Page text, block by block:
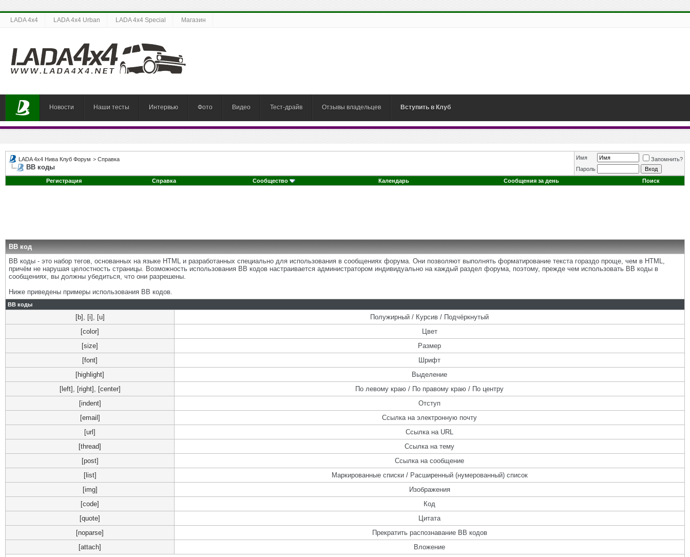
LADA 4x4 LADA 4x4 Urban LADA 4x4 Special Магазин
Новости Наши тесты Интервью Фото Видео Тест-драйв Отзывы владельцев Вступить в Клуб
LADA 4x4 Нива Клуб Форум > Справка
BB коды
Имя
Запомнить?
Пароль
Регистрация
Справка Сообщество Календарь Сообщения за день Поиск
BB код
BB коды - это набор тегов, основанных на языке HTML и разработанных специально для использования в сообщениях форума. Они позволяют выполнять форматирование текста гораздо проще, чем в HTML,
причём не нарушая целостность страницы. Возможность использования BB кодов настраивается администратором индивидуально на каждый раздел форума, поэтому, прежде чем использовать BB коды в
сообщениях, вы должны убедиться, что они разрешены.
Ниже приведены примеры использования BB кодов.
BB коды
[b] , [i] , [u]
Полужирный / Курсив / Подчёркнутый
[color]
Цвет
[size]
Размер
[font]
Шрифт
[highlight]
Выделение
[left] , [right] , [center]
По левому краю / По правому краю / По центру
[indent]
Отступ
[email]
Ссылка на электронную почту
[url]
Ссылка на URL
[thread]
Ссылка на тему
[post]
Ссылка на сообщение
[list]
Маркированные списки / Расширенный (нумерованный) список
[img]
Изображения
[code]
Код
[quote]
Цитата
[noparse]
Прекратить распознавание BB кодов
[attach]
Вложение